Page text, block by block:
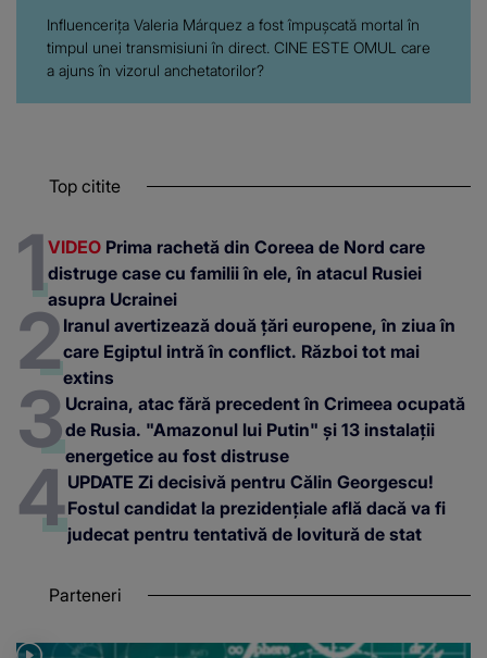
Influencerița Valeria Márquez a fost împușcată mortal în
timpul unei transmisiuni în direct. CINE ESTE OMUL care
a ajuns în vizorul anchetatorilor?
Top citite
VIDEO Prima rachetă din Coreea de Nord care
distruge case cu familii în ele, în atacul Rusiei
asupra Ucrainei
Iranul avertizează două țări europene, în ziua în
care Egiptul intră în conflict. Război tot mai
extins
Ucraina, atac fără precedent în Crimeea ocupată
de Rusia. "Amazonul lui Putin" și 13 instalații
energetice au fost distruse
UPDATE Zi decisivă pentru Călin Georgescu!
Fostul candidat la prezidențiale află dacă va fi
judecat pentru tentativă de lovitură de stat
Parteneri